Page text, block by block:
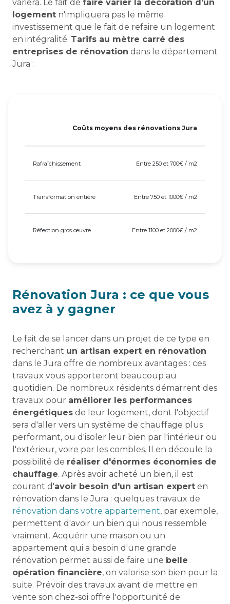
variera. Le fait de faire varier la décoration d'un
logement n'impliquera pas le même
investissement que le fait de refaire un logement
en intégralité. Tarifs au mètre carré des
entreprises de rénovation dans le département
Jura :
Coûts moyens des rénovations Jura
Rafraîchissement Entre 250 et 700€ / m2
Transformation entière Entre 750 et 1000€ / m2
Réfection gros œuvre Entre 1100 et 2000€ / m2
Rénovation Jura : ce que vous
avez à y gagner
Le fait de se lancer dans un projet de ce type en
recherchant un artisan expert en rénovation
dans le Jura offre de nombreux avantages : ces
travaux vous apporteront beaucoup au
quotidien. De nombreux résidents démarrent des
travaux pour améliorer les performances
énergétiques de leur logement, dont l'objectif
sera d'aller vers un système de chauffage plus
performant, ou d'isoler leur bien par l'intérieur ou
l'extérieur, voire par les combles. Il en découle la
possibilité de réaliser d'énormes économies de
chauffage. Après avoir acheté un bien, il est
courant d'avoir besoin d'un artisan expert en
rénovation dans le Jura : quelques travaux de
rénovation dans votre appartement, par exemple,
permettent d'avoir un bien qui nous ressemble
vraiment. Acquérir une maison ou un
appartement qui a besoin d'une grande
rénovation permet aussi de faire une belle
opération financière, on valorise son bien pour la
suite. Prévoir des travaux avant de mettre en
vente son chez-soi offre l'opportunité de